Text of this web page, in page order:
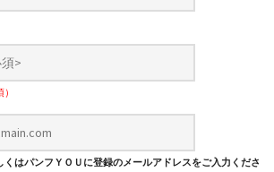
はパンフＹＯＵに登録のメールアドレスをご入力くださ